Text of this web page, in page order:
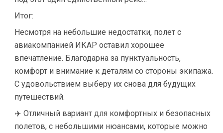
Итог:
Несмотря на небольшие недостатки, полет с
авиакомпанией ИКАР оставил хорошее
впечатление. Благодарна за пунктуальность,
комфорт и внимание к деталям со стороны экипажа.
С удовольствием выберу их снова для будущих
путешествий.
✈️ Отличный вариант для комфортных и безопасных
полетов, с небольшими нюансами, которые можно